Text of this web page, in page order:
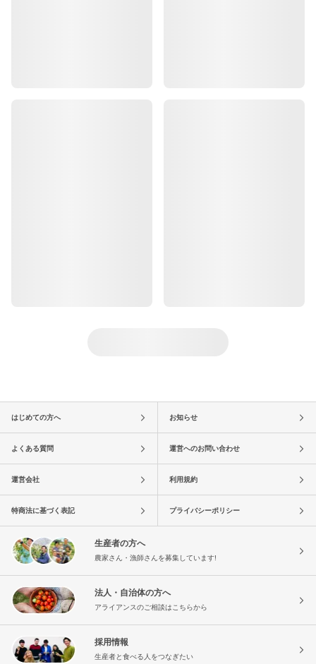
はじめての方へ お知らせ
よくある質問 運営へのお問い合わせ
運営会社 利用規約
特商法に基づく表記 プライバシーポリシー
生産者の方へ
農家さん・漁師さんを募集しています!
法人・自治体の方へ
アライアンスのご相談はこちらから
採用情報
生産者と食べる人をつなぎたい